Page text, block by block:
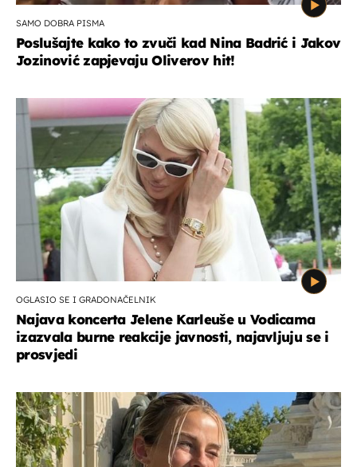
SAMO DOBRA PISMA
Poslušajte kako to zvuči kad Nina Badrić i Jakov
Jozinović zapjevaju Oliverov hit!
OGLASIO SE I GRADONAČELNIK
Najava koncerta Jelene Karleuše u Vodicama
izazvala burne reakcije javnosti, najavljuju se i
prosvjedi